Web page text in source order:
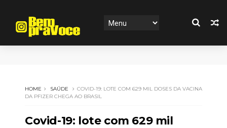
HOME SAÚDE
COVID-19: LOTE COM 629 MIL DOSES DA VACINA
DA PFIZER CHEGA AO BRASIL
Covid-19: lote com 629 mil